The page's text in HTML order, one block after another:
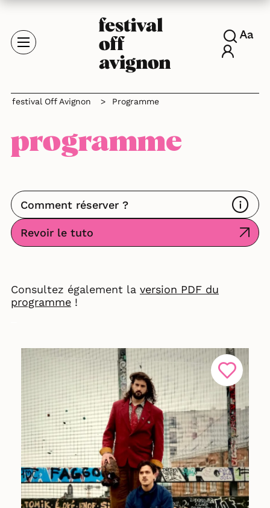
festival Off Avignon > Programme
programme
Comment réserver ?
Revoir le tuto
Consultez également la version PDF du
programme !